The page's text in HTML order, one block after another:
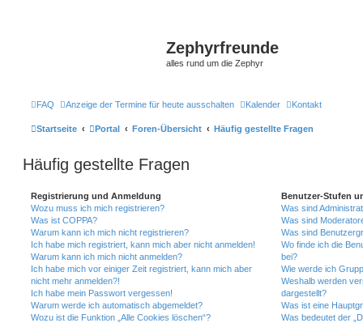
Zephyrfreunde
alles rund um die Zephyr
FAQ Anzeige der Termine für heute ausschalten Kalender Kontakt
Startseite Portal Foren-Übersicht Häufig gestellte Fragen
Häufig gestellte Fragen
Registrierung und Anmeldung
Wozu muss ich mich registrieren?
Was ist COPPA?
Warum kann ich mich nicht registrieren?
Ich habe mich registriert, kann mich aber nicht anmelden!
Warum kann ich mich nicht anmelden?
Ich habe mich vor einiger Zeit registriert, kann mich aber
nicht mehr anmelden?!
Ich habe mein Passwort vergessen!
Warum werde ich automatisch abgemeldet?
Wozu ist die Funktion „Alle Cookies löschen“?
Benutzer-Stufen
Was sind
Was sind
Was sind
Wo finde ich die
bei?
Wie werde ich
Weshalb werden
dargestellt?
Was ist eine
Was bedeutet der